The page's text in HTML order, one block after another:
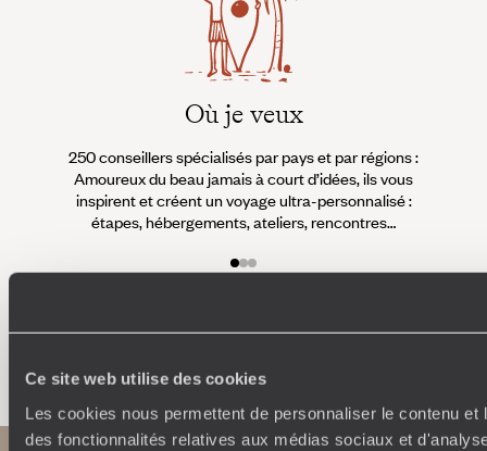
Ce site web utilise des cookies
Les cookies nous permettent de personnaliser le contenu et
des fonctionnalités relatives aux médias sociaux et
Où je veux
250 conseillers spécialisés par pays et par régions :
Amoureux du beau jamais à court d’idées, ils vous
inspirent et créent un voyage ultra-personnalisé :
étapes, hébergements, ateliers, rencontres…